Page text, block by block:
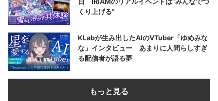
くり上げる”
KLabが生み出したAIのVTuber「ゆめみな
な」インタビュー あまりに人間らしすぎ
る配信者が語る夢
もっと見る